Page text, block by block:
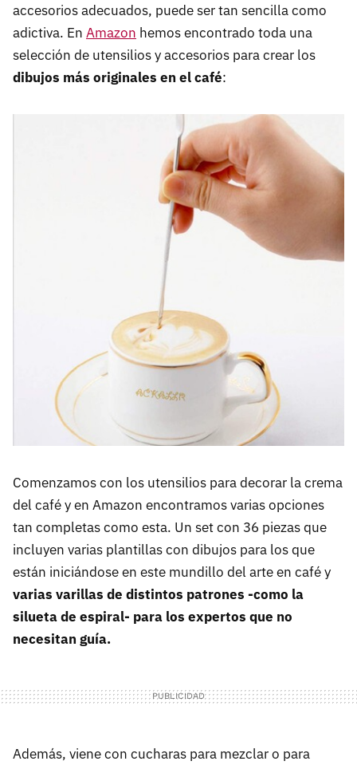
accesorios adecuados, puede ser tan sencilla como
adictiva. En Amazon hemos encontrado toda una
selección de utensilios y accesorios para crear los
dibujos más originales en el café:
Comenzamos con los utensilios para decorar la crema
del café y en Amazon encontramos varias opciones
tan completas como esta. Un set con 36 piezas que
incluyen varias plantillas con dibujos para los que
están iniciándose en este mundillo del arte en café y
varias varillas de distintos patrones -como la
silueta de espiral- para los expertos que no
necesitan guía.
Además, viene con cucharas para mezclar o para